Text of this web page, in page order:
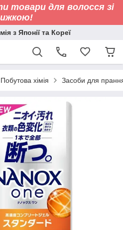
товари для волосся зі
з Японії та Кореї
Побутова хімія Засоби для